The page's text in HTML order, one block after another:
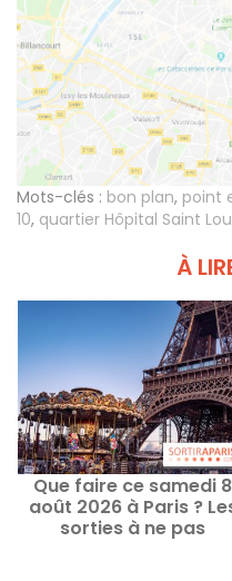
Mots-clés : bon plan, point
10, quartier Hôpital Saint
À
Que faire ce samedi 8
août 2026 à Paris ?
sorties à ne pas